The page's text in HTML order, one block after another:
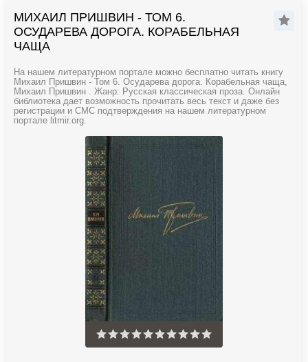
МИХАИЛ ПРИШВИН - ТОМ 6.
ОСУДАРЕВА ДОРОГА. КОРАБЕЛЬНАЯ
ЧАЩА
На нашем литературном портале можно бесплатно читать книгу
Михаил Пришвин - Том 6. Осударева дорога. Корабельная чаща,
Михаил Пришвин . Жанр: Русская классическая проза. Онлайн
библиотека дает возможность прочитать весь текст и даже без
регистрации и СМС подтверждения на нашем литературном
портале litmir.org.